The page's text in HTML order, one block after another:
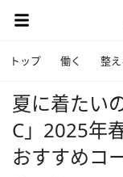
トップ 働く 整え
夏に着たい
C」2025年
おすすめコ